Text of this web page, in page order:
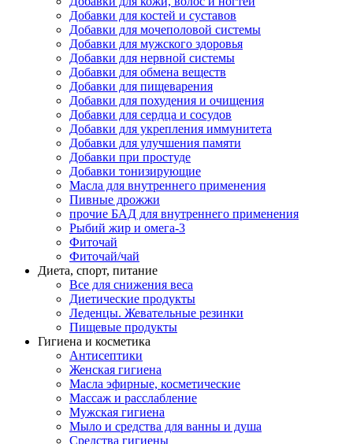
Добавки для костей и суставов
Добавки для мочеполовой системы
Добавки для мужского здоровья
Добавки для нервной системы
Добавки для обмена веществ
Добавки для пищеварения
Добавки для похудения и очищения
Добавки для сердца и сосудов
Добавки для укрепления иммунитета
Добавки для улучшения памяти
Добавки при простуде
Добавки тонизирующие
Масла для внутреннего применения
Пивные дрожжи
прочие БАД для внутреннего применения
Рыбий жир и омега-3
Фиточай
Фиточай/чай
Диета, спорт, питание
Все для снижения веса
Диетические продукты
Леденцы. Жевательные резинки
Пищевые продукты
Гигиена и косметика
Антисептики
Женская гигиена
Масла эфирные, косметические
Массаж и расслабление
Мужская гигиена
Мыло и средства для ванны и душа
Средства гигиены